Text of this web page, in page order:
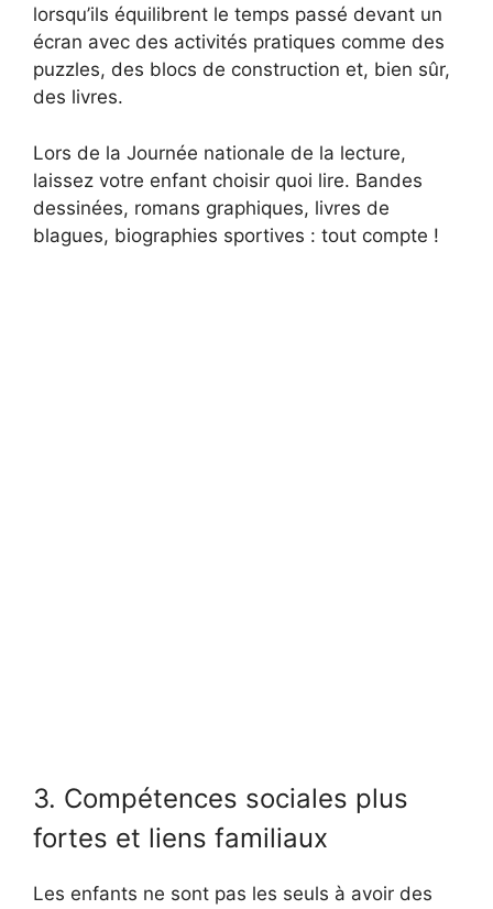
lorsqu’ils équilibrent le temps passé devant un
écran avec des activités pratiques comme des
puzzles, des blocs de construction et, bien sûr,
des livres.
Lors de la Journée nationale de la lecture,
laissez votre enfant choisir quoi lire. Bandes
dessinées, romans graphiques, livres de
blagues, biographies sportives : tout compte !
3. Compétences sociales plus
fortes et liens familiaux
Les enfants ne sont pas les seuls à avoir des